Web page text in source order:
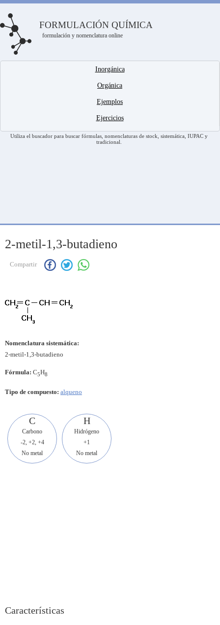
FORMULACIÓN QUÍMICA
formulación y nomenclatura online
Inorgánica
Orgánica
Ejemplos
Ejercicios
Utiliza el buscador para buscar fórmulas, nomenclaturas de stock, sistemática, IUPAC y
tradicional.
2-metil-1,3-butadieno
Compartir
Nomenclatura sistemática:
2-metil-1,3-butadieno
Fórmula: C5H8
Tipo de compuesto: alqueno
C
Carbono
-2, +2, +4
No metal
H
Hidrógeno
+1
No metal
Características